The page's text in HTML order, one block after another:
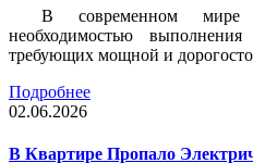
В современном мире
необходимостью выполнения
требующих мощной и
Подробнее
02.06.2026
В Квартире Пропало